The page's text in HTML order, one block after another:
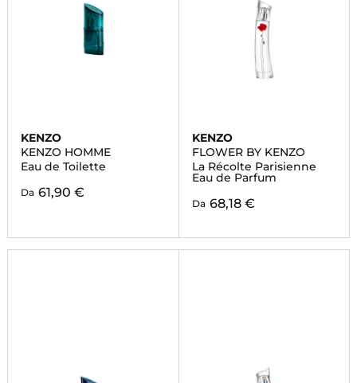
KENZO
KENZO HOMME
Eau de Toilette
Da 61,90 €
KENZO
FLOWER BY KENZO
La Récolte Parisienne
Eau de Parfum
Da 68,18 €